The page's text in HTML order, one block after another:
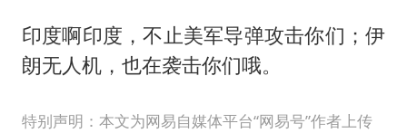
印度啊印度，不止美军导弹攻击你们；伊
朗无人机，也在袭击你们哦。
特别声明：本文为网易自媒体平台“网易号”作者上传